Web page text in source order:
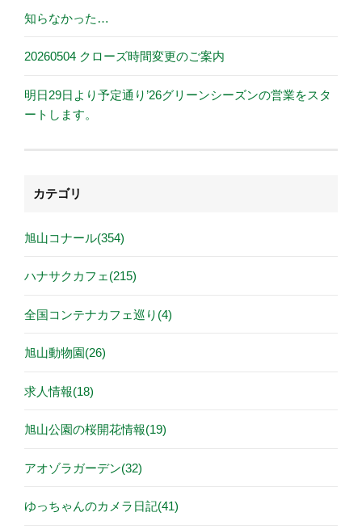
知らなかった…
20260504 クローズ時間変更のご案内
明日29日より予定通り’26グリーンシーズンの営業をスタ
ートします。
カテゴリ
旭山コナール(354)
ハナサクカフェ(215)
全国コンテナカフェ巡り(4)
旭山動物園(26)
求人情報(18)
旭山公園の桜開花情報(19)
アオゾラガーデン(32)
ゆっちゃんのカメラ日記(41)